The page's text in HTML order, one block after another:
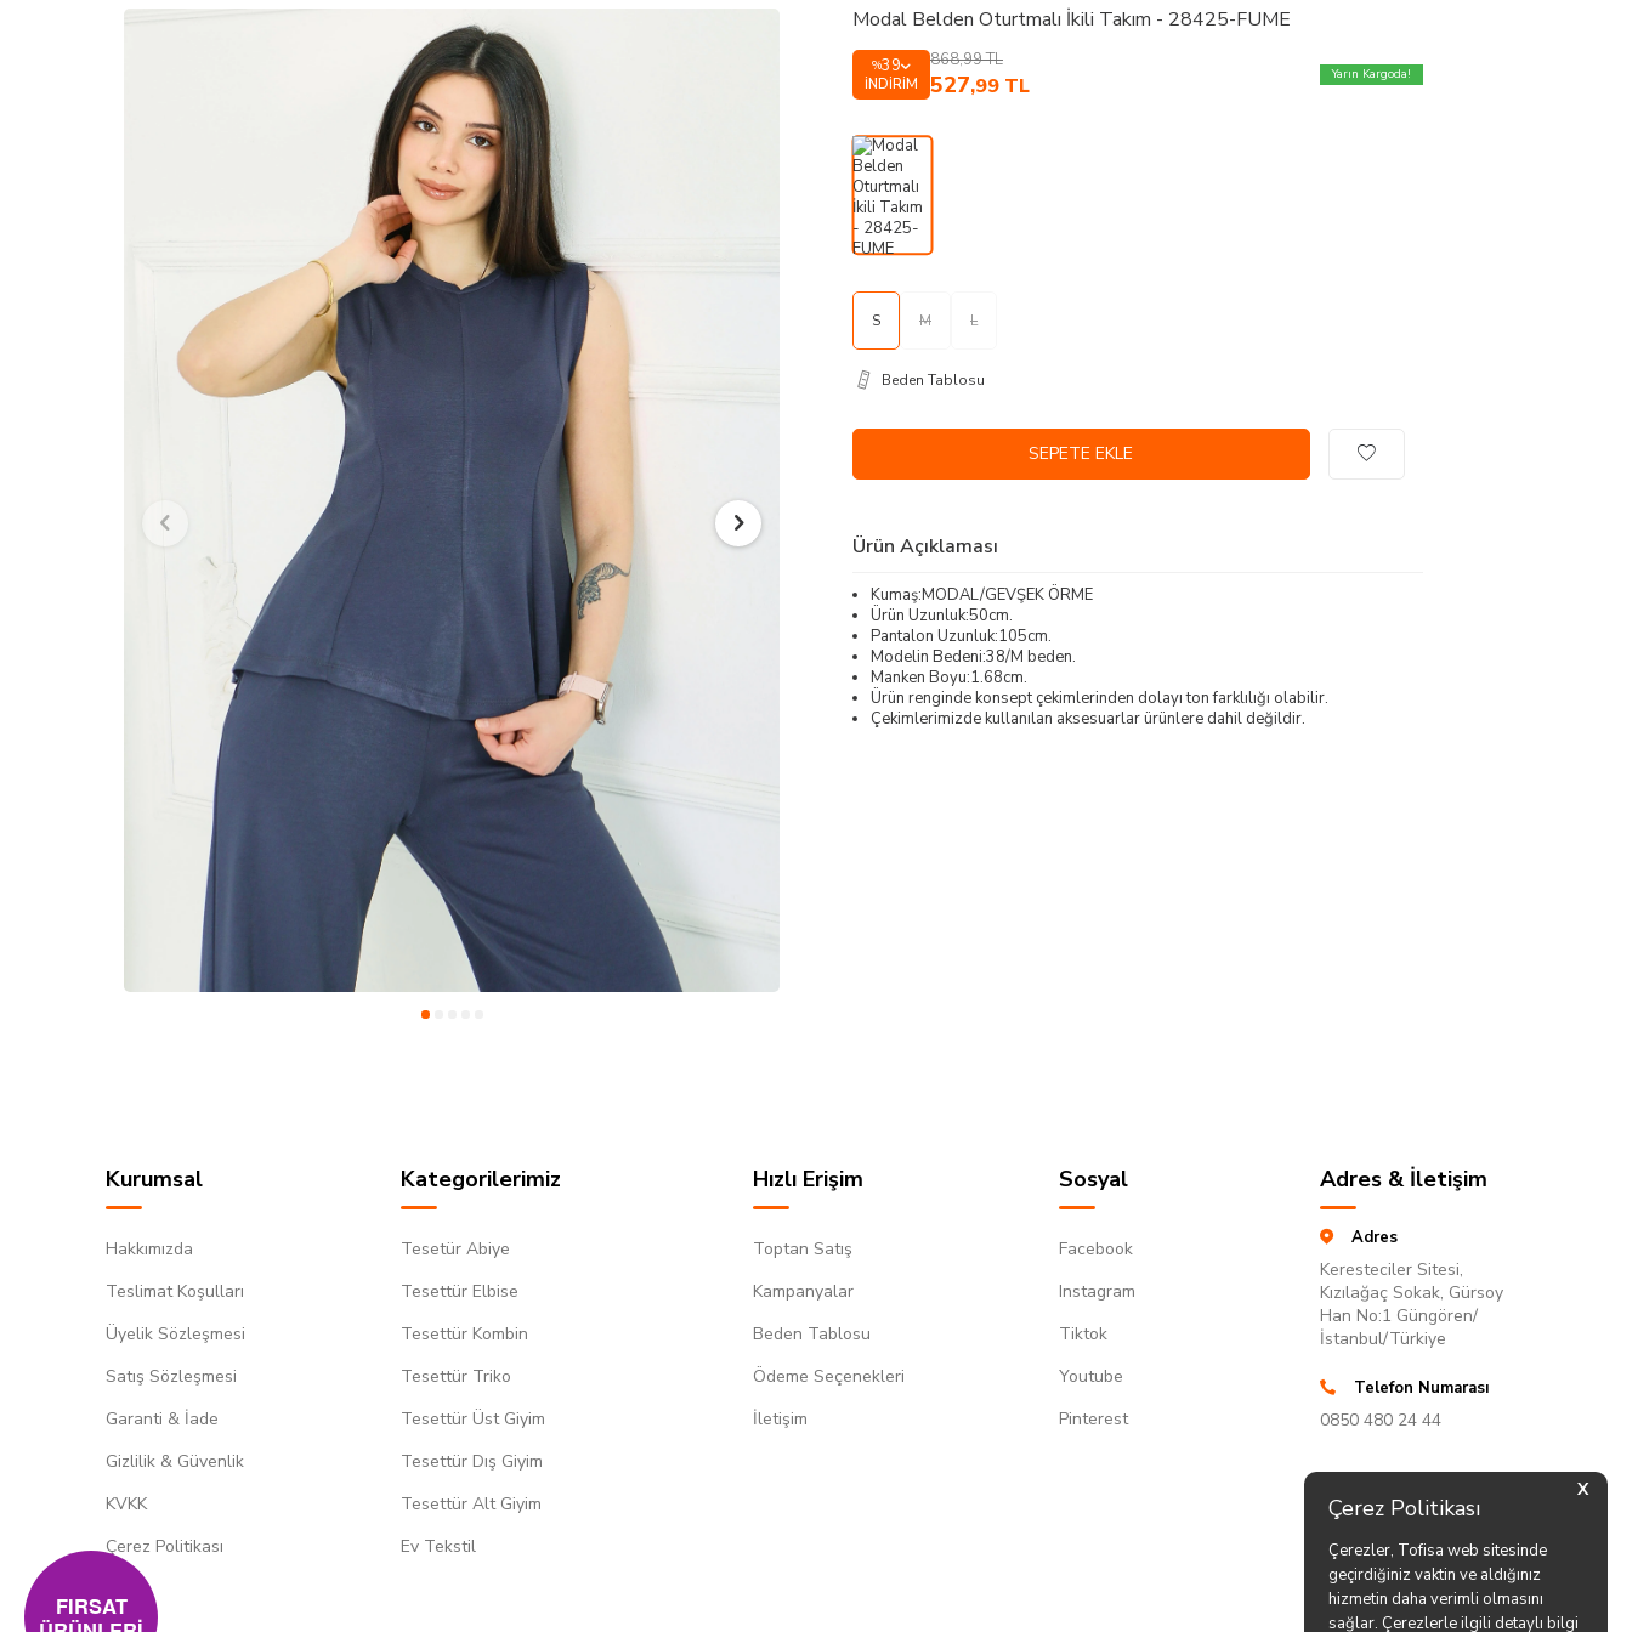
X
Çerez Politikası
Çerezler, Tofisa web sitesinde
geçirdiğiniz vaktin ve aldığınız
hizmetin daha verimli olmasını
sağlar. Çerezlerle ilgili detaylı bilgi
Modal Belden Oturtmalı İkili Takım - 28425-FUME
%39
İNDIRIM
868,99TL
527,99 TL Yarın Kargoda!
S M L
Beden Tablosu
SEPETE EKLE
Ürün Açıklaması
Kumaş:MODAL/GEVŞEK ÖRME
Ürün Uzunluk:50cm.
Pantalon Uzunluk:105cm.
Modelin Bedeni:38/M beden.
Manken Boyu:1.68cm.
Ürün renginde konsept çekimlerinden dolayı ton farklılığı olabilir.
Çekimlerimizde kullanılan aksesuarlar ürünlere dahil değildir.
Kurumsal
Hakkımızda
Teslimat Koşulları
Üyelik Sözleşmesi
Satış Sözleşmesi
Garanti & İade
Gizlilik & Güvenlik
KVKK
Çerez Politikası
Kategorilerimiz
Tesetür Abiye
Tesettür Elbise
Tesettür Kombin
Tesettür Triko
Tesettür Üst Giyim
Tesettür Dış Giyim
Tesettür Alt Giyim
Ev Tekstil
Hızlı Erişim
Toptan Satış
Kampanyalar
Beden Tablosu
Ödeme Seçenekleri
İletişim
Sosyal
Facebook
Instagram
Tiktok
Youtube
Pinterest
Adres & İletişim
Adres
Keresteciler Sitesi,
Kızılağaç Sokak, Gürsoy
Han No:1 Güngören/
İstanbul/Türkiye
Telefon Numarası
0850 480 24 44
FIRSAT